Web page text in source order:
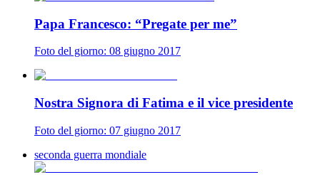
Papa Francesco: “Pregate per me”
Foto del giorno: 08 giugno 2017
Nostra Signora di Fatima e il vice presidente
Foto del giorno: 07 giugno 2017
seconda guerra mondiale